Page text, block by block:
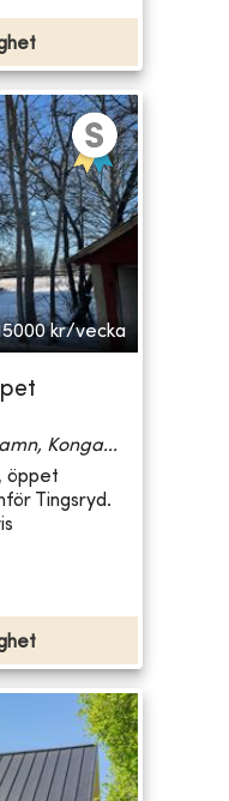
kr/vecka
Konga...
öppet
Tingsryd.